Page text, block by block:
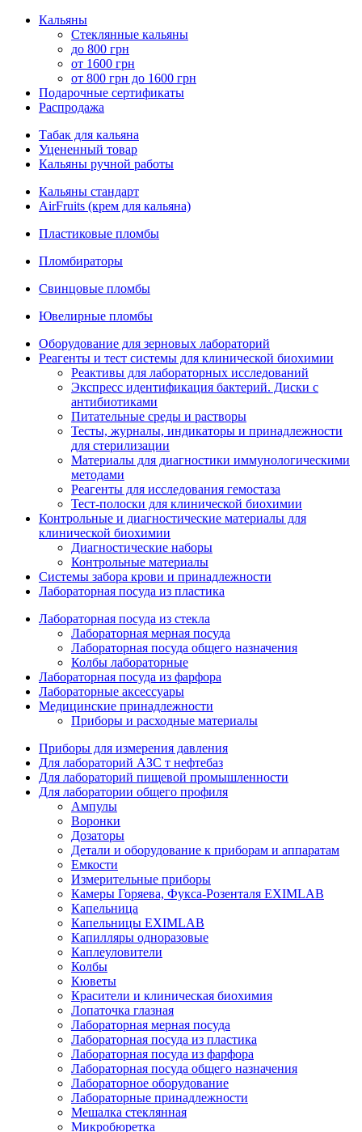
Кальяны
Стеклянные кальяны
до 800 грн
от 1600 грн
от 800 грн до 1600 грн
Подарочные сертификаты
Распродажа
Табак для кальяна
Уцененный товар
Кальяны ручной работы
Кальяны стандарт
AirFruits (крем для кальяна)
Пластиковые пломбы
Пломбираторы
Свинцовые пломбы
Ювелирные пломбы
Оборудование для зерновых лабораторий
Реагенты и тест системы для клинической биохимии
Реактивы для лабораторных исследований
Экспресс идентификация бактерий. Диски с
антибиотиками
Питательные среды и растворы
Тесты, журналы, индикаторы и принадлежности
для стерилизации
Материалы для диагностики иммунологическими
методами
Реагенты для исследования гемостаза
Тест-полоски для клинической биохимии
Контрольные и диагностические материалы для
клинической биохимии
Диагностические наборы
Контрольные материалы
Системы забора крови и принадлежности
Лабораторная посуда из пластика
Лабораторная посуда из стекла
Лабораторная мерная посуда
Лабораторная посуда общего назначения
Колбы лабораторные
Лабораторная посуда из фарфора
Лабораторные аксессуары
Медицинские принадлежности
Приборы и расходные материалы
Приборы для измерения давления
Для лабораторий АЗС т нефтебаз
Для лабораторий пищевой промышленности
Для лаборатории общего профиля
Ампулы
Воронки
Дозаторы
Детали и оборудование к приборам и аппаратам
Емкости
Измерительные приборы
Камеры Горяева, Фукса-Розенталя EXIMLAB
Капельница
Капельницы EXIMLAB
Капилляры одноразовые
Каплеуловители
Колбы
Кюветы
Красители и клиническая биохимия
Лопаточка глазная
Лабораторная мерная посуда
Лабораторная посуда из пластика
Лабораторная посуда из фарфора
Лабораторная посуда общего назначения
Лабораторное оборудование
Лабораторные принадлежности
Мешалка стеклянная
Микробюретка